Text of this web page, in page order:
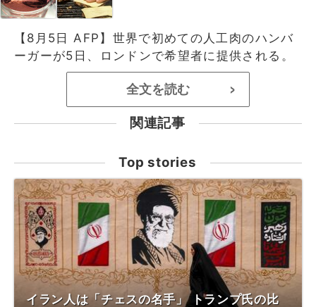
【8月5日 AFP】世界で初めての人工肉のハンバ
ーガーが5日、ロンドンで希望者に提供される。
全文を読む >
関連記事
Top stories
イラン人は「チェスの名手」 トランプ氏の比